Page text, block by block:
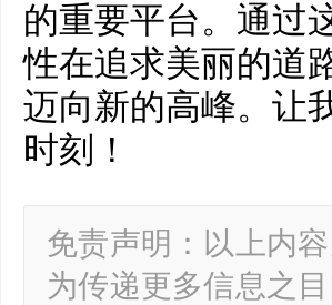
的重要平台。通过
性在追求美丽的道
迈向新的高峰。让
时刻！
免责声明：以上内
为传递更多信息之